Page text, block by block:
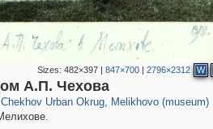
Sizes:482×397 |847×700 |2796×2312 W
А.П. Чехова
Chekhov Urban Okrug
2,292 12
, Melikhovo (museum)